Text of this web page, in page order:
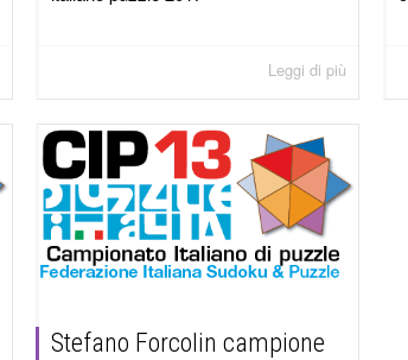
Leggi di più
Stefano Forcolin campione